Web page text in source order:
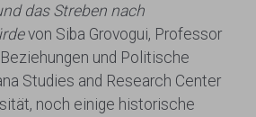
das Streben nach
von Siba Grovogui, Professor
und Politische
Studies and Research Center
noch einige historische